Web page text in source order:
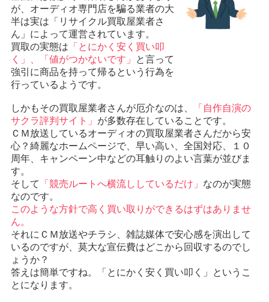
が、オーディオ専門店を騙る業者の大
半は実は「リサイクル買取屋業者さ
ん」によって運営されています。
買取の実態は 「とにかく安く買い叩
く」、「値がつかないです」
と言って
強引に商品を持って帰るという行為を
行っているようです。
しかもその買取屋業者さんが厄介なのは、
「自作自演の
サクラ評判サイト」 が多数存在していることです。
ＣＭ放送しているオーディオの買取屋業者さんだから安
心？綺麗なホームページで、早い高い、全国対応、１０
周年、キャンペーン中などの耳触りのよい言葉が並びま
す。
そして
「競売ルートへ横流ししているだけ」 なのが実態
なのです。
このような方針で高く買い取りができるはずはありませ
ん。
それにＣＭ放送やチラシ、雑誌媒体で安心感を演出して
いるのですが、莫大な宣伝費はどこから回収するのでし
ょうか？
答えは簡単ですね。「とにかく安く買い叩く」というこ
とになります。